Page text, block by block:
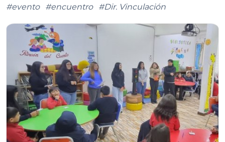
#evento
#encuentro #Dir. Vinculación